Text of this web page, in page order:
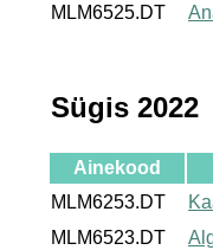
MLM6525.DT
Sügis 2022
Ainekood
MLM6253.DT
MLM6523.DT